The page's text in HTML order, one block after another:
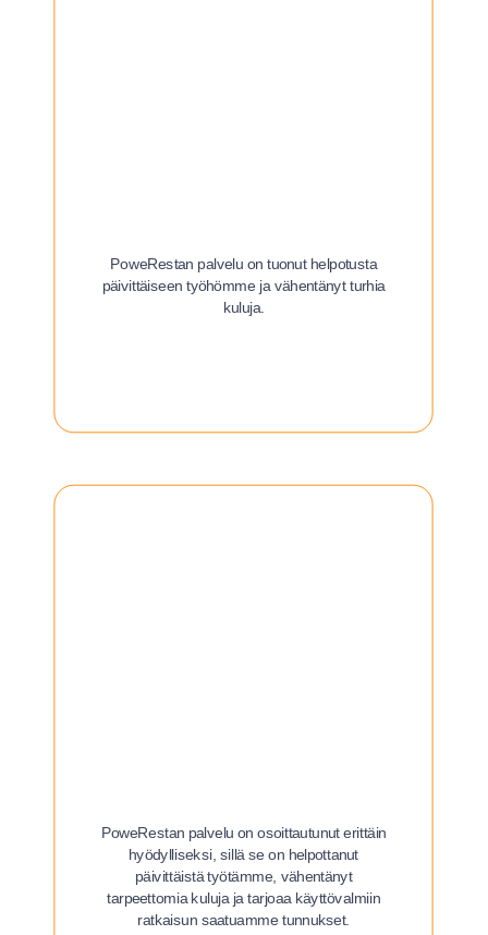
PoweRestan palvelu on tuonut helpotusta
päivittäiseen työhömme ja vähentänyt turhia
kuluja.
PoweRestan palvelu on osoittautunut erittäin
hyödylliseksi, sillä se on helpottanut
päivittäistä työtämme, vähentänyt
tarpeettomia kuluja ja tarjoaa käyttövalmiin
ratkaisun saatuamme tunnukset.